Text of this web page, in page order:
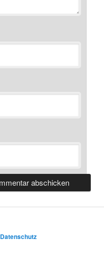
Datenschutz